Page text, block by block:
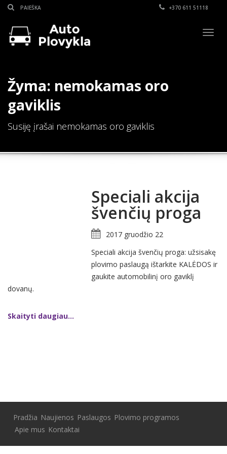
+370 611 51118
Žyma: nemokamas oro
gaviklis
Susiję įrašai nemokamas oro gaviklis
Speciali akcija
švenčių proga
2017 gruodžio 22
Speciali akcija švenčių proga: užsisakę
plovimo paslaugą ištarkite KALĖDOS ir
gaukite automobilinį oro gaviklį
dovanų.
Skaityti daugiau...
Pradžia Naujienos Paslaugos Plovimo programos
Apie mus Kontaktai